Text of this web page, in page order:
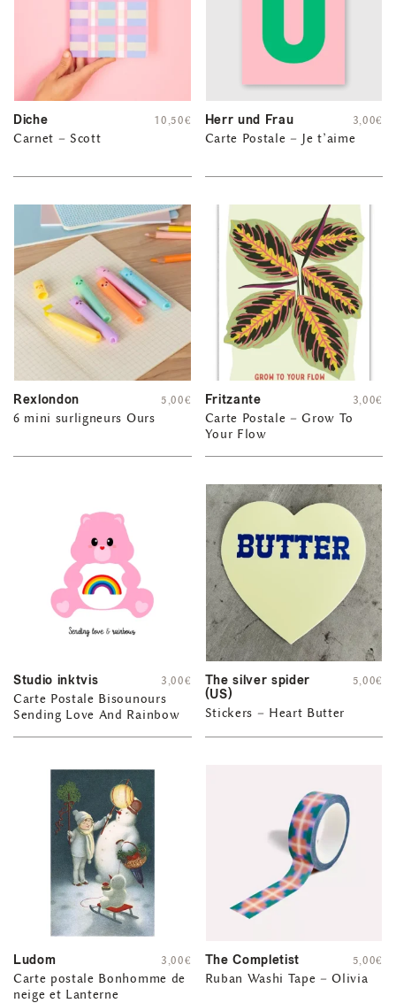
Diche
Carnet – Scott
10,50€ Herr und Frau
Carte Postale – Je t’aime
3,00€
Rexlondon
6 mini surligneurs Ours
5,00€ Fritzante
Carte Postale – Grow To
Your Flow
3,00€
Studio inktvis
Carte Postale Bisounours
Sending Love And Rainbow
3,00€
The silver spider
(US)
Stickers – Heart Butter
5,00€
Ludom
Carte postale Bonhomme de
neige et Lanterne
3,00€ The Completist
Ruban Washi Tape – Olivia
5,00€